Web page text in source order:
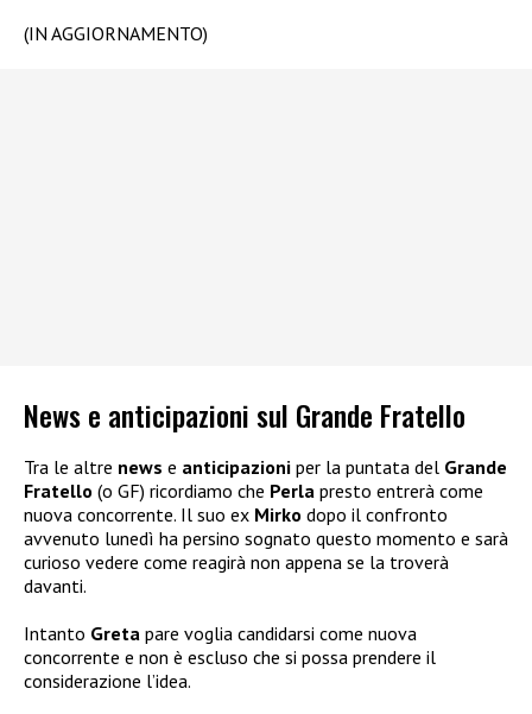
(IN AGGIORNAMENTO)
News e anticipazioni sul Grande Fratello
Tra le altre news e anticipazioni per la puntata del Grande
Fratello (o GF) ricordiamo che Perla presto entrerà come
nuova concorrente. Il suo ex Mirko dopo il confronto
avvenuto lunedì ha persino sognato questo momento e sarà
curioso vedere come reagirà non appena se la troverà
davanti.
Intanto Greta pare voglia candidarsi come nuova
concorrente e non è escluso che si possa prendere il
considerazione l’idea.